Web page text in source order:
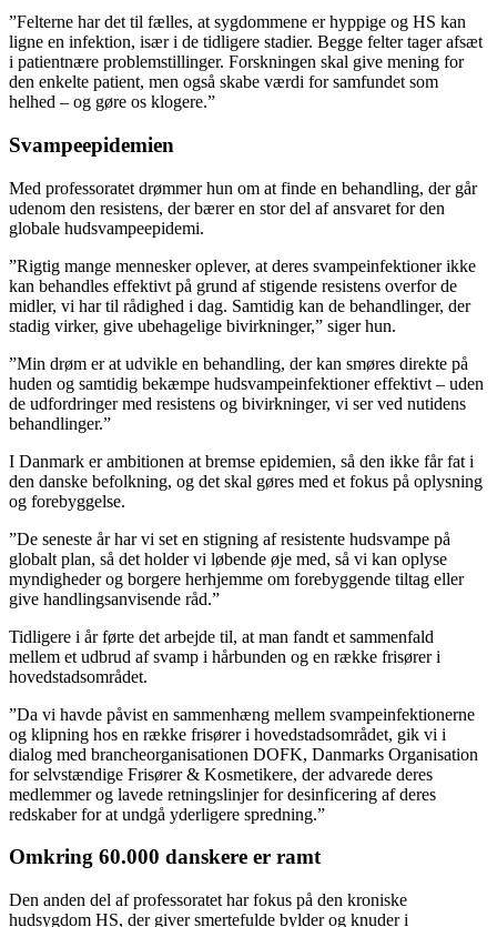
”Felterne har det til fælles, at sygdommene er hyppige og HS kan
ligne en infektion, især i de tidligere stadier. Begge felter tager afsæt
i patientnære problemstillinger. Forskningen skal give mening for
den enkelte patient, men også skabe værdi for samfundet som
helhed – og gøre os klogere.”
Svampeepidemien
Med professoratet drømmer hun om at finde en behandling, der går
udenom den resistens, der bærer en stor del af ansvaret for den
globale hudsvampeepidemi.
”Rigtig mange mennesker oplever, at deres svampeinfektioner ikke
kan behandles effektivt på grund af stigende resistens overfor de
midler, vi har til rådighed i dag. Samtidig kan de behandlinger, der
stadig virker, give ubehagelige bivirkninger,” siger hun.
”Min drøm er at udvikle en behandling, der kan smøres direkte på
huden og samtidig bekæmpe hudsvampeinfektioner effektivt – uden
de udfordringer med resistens og bivirkninger, vi ser ved nutidens
behandlinger.”
I Danmark er ambitionen at bremse epidemien, så den ikke får fat i
den danske befolkning, og det skal gøres med et fokus på oplysning
og forebyggelse.
”De seneste år har vi set en stigning af resistente hudsvampe på
globalt plan, så det holder vi løbende øje med, så vi kan oplyse
myndigheder og borgere herhjemme om forebyggende tiltag eller
give handlingsanvisende råd.”
Tidligere i år førte det arbejde til, at man fandt et sammenfald
mellem et udbrud af svamp i hårbunden og en række frisører i
hovedstadsområdet.
”Da vi havde påvist en sammenhæng mellem svampeinfektionerne
og klipning hos en række frisører i hovedstadsområdet, gik vi i
dialog med brancheorganisationen DOFK, Danmarks Organisation
for selvstændige Frisører & Kosmetikere, der advarede deres
medlemmer og lavede retningslinjer for desinficering af deres
redskaber for at undgå yderligere spredning.”
Omkring 60.000 danskere er ramt
Den anden del af professoratet har fokus på den kroniske
hudsygdom HS, der giver smertefulde bylder og knuder i